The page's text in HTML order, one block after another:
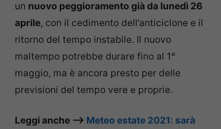
un nuovo peggioramento già da lunedì 26
aprile, con il cedimento dell’anticiclone e il
ritorno del tempo instabile. Il nuovo
maltempo potrebbe durare fino al 1°
maggio, ma è ancora presto per delle
previsioni del tempo vere e proprie.
Leggi anche –> Meteo estate 2021: sarà